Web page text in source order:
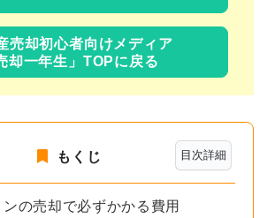
売却初心者向けメディア
却一年生」TOPに戻る
目次詳細
もくじ
の売却で必ずかかる費用